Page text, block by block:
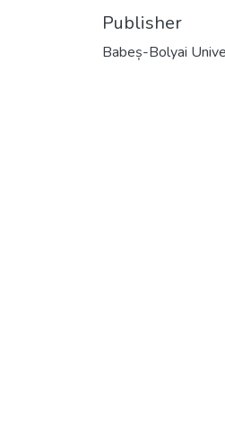
Publisher
Babeș-Bolyai